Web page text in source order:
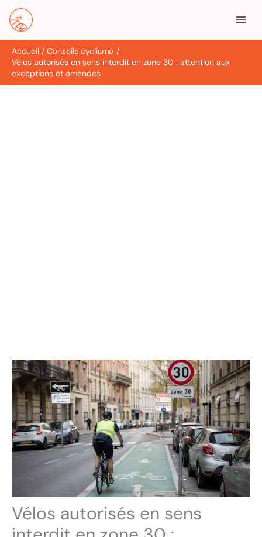
Aller
contenu
Accueil
Conseils cyclisme
Vélos autorisés en sens interdit en zone 30 : attention aux
exceptions et amendes
Vélos autorisés en sens
R
e
c
h
e